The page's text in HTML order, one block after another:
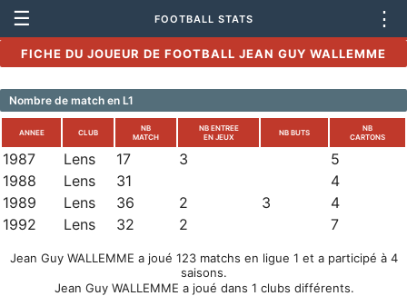
☰ FOOTBALL STATS ⋮
FICHE DU JOUEUR DE FOOTBALL JEAN GUY WALLEMME
Nombre de match en L1
ANNEE CLUB
NB
MATCH
NB ENTREE
EN JEUX
NB BUTS
NB
CARTONS
1987 Lens 17 3
5
1988
Lens 31
4
1989
Lens 36 2 3
4
1992
Lens 32 2 7
Jean Guy WALLEMME a joué 123 matchs en ligue 1 et a participé à 4
saisons.
Jean Guy WALLEMME a joué dans 1 clubs différents.